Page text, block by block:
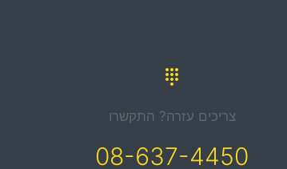
צריכים עזרה? התקשרו
08-637-4450